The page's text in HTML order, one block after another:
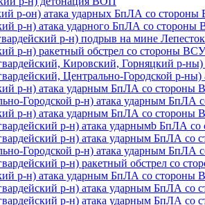
р-он) атака ударных БпЛА со
р-н) атака ударного БпЛА со стороны
р-н) подрыв на мине Лепесток
р-н) ракетный обстрел со стороны ВСУ
Кировский, Горняцкий р-
Центрально-Городской р-
р-н) атака ударным БпЛА со стороны
Городской р-н) атака ударным БпЛА
р-н) атака ударным БпЛА со стороны
р-н) атака ударнымb БпЛА
р-н) атака ударным БпЛА со
Городской р-н) атака ударным БпЛА
р-н) ракетный обстрел со
р-н) атака ударным БпЛА со стороны
р-н) атака ударным БпЛА со
р-н) атака ударным БпЛА со